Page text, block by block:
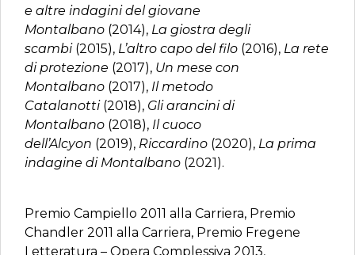
e altre indagini del giovane
Montalbano (2014), La giostra degli
scambi (2015), L’altro capo del filo (2016), La rete
di protezione (2017), Un mese con
Montalbano (2017), Il metodo
Catalanotti (2018), Gli arancini di
Montalbano (2018), Il cuoco
dell’Alcyon (2019), Riccardino (2020), La prima
indagine di Montalbano (2021).
Premio Campiello 2011 alla Carriera, Premio
Chandler 2011 alla Carriera, Premio Fregene
Letteratura – Opera Complessiva 2013,